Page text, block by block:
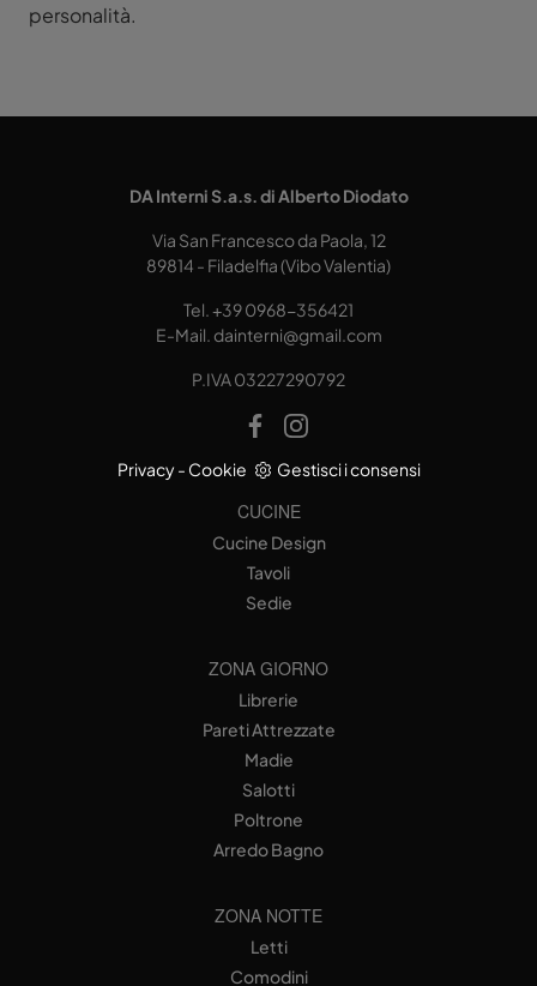
personalità.
DA Interni S.a.s. di Alberto Diodato
Via San Francesco da Paola, 12
89814 - Filadelfia (Vibo Valentia)
Tel.+39 0968-356421
E-Mail. dainterni@gmail.com
P.IVA 03227290792
Privacy- Cookie Gestisci i consensi
CUCINE
Cucine Design
Tavoli
Sedie
ZONA GIORNO
Librerie
Pareti Attrezzate
Madie
Salotti
Poltrone
Arredo Bagno
ZONA NOTTE
Letti
Comodini